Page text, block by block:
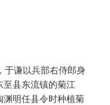
于谦以兵部右侍郎身
县东流镇的菊江
明任县令时种植菊